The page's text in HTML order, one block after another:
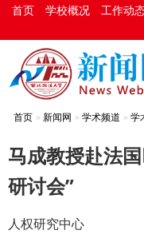
首页 学校概况 工作动
首页 新闻网 学术频道 学
马成教授赴法
研讨会”
人权研究中心